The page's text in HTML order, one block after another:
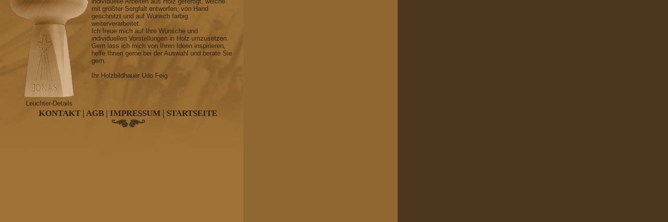
Tel. 03733 / 17 93 33
Fax 03733 / 17 93 30
Datenschutz
Leuchter-Details
mit größter Sorgfalt entworfen, von Hand
geschnitzt und auf Wunsch farbig
weiterverarbeitet.
Ich freue mich auf Ihre Wünsche und
individuellen Vorstellungen in Holz umzusetzen.
Gern lass ich mich von Ihren Ideen inspirieren,
helfe Ihnen gerne bei der Auswahl und berate Sie
gern.
Ihr Holzbildhauer Udo Feig
KONTAKT | AGB | IMPRESSUM | STARTSEITE